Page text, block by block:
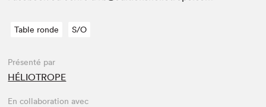
Table ronde S/O
Présenté par
HÉLIOTROPE
En collaboration avec